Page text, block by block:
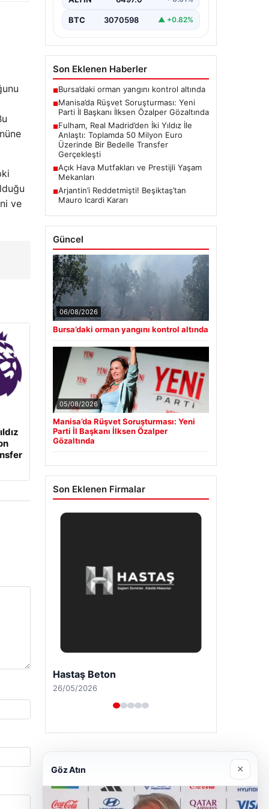
ve
de gözaltına…
BTC 3070598 ▲ +0.82%
Son Eklenen Haberler
■Bursa’daki orman yangını kontrol altında
■Manisa’da Rüşvet Soruşturması: Yeni
Parti İl Başkanı İlksen Özalper Gözaltında
■Fulham, Real Madrid’den İki Yıldız İle
Anlaştı: Toplamda 50 Milyon Euro
Üzerinde Bir Bedelle Transfer
Gerçekleşti
■Açık Hava Mutfakları ve Prestijli Yaşam
Mekanları
■Arjantin’i Reddetmişti! Beşiktaş’tan
Mauro Icardi Kararı
Güncel
06/08/2026
Bursa’daki orman yangını kontrol altında
05/08/2026
Manisa’da Rüşvet Soruşturması: Yeni
Parti İl Başkanı İlksen Özalper
Gözaltında
Son Eklenen Firmalar
Prenses Night Club
29/04/2026
Göz Atın ×